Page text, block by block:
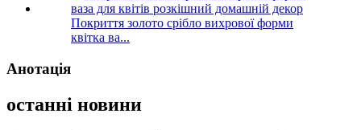
Покриття золото срібло вихрової форми
квітка ва...
Анотація
останні новини